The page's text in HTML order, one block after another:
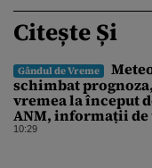
Citește Și
Gândul de Vreme
schimbat
vremea la început
ANM, informații
pentru Gândul
10:29